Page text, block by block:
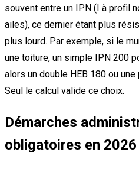
souvent entre un IPN (I à profil
ailes), ce dernier étant plus
plus lourd. Par exemple, si le
une toiture, un simple IPN 200
alors un double HEB 180 ou
Seul le calcul valide ce choix.
Démarches
obligatoires en 2026